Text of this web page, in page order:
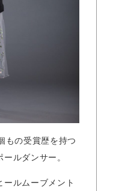
もの受賞歴を持つ
ルダンサー。
ルムーブメント